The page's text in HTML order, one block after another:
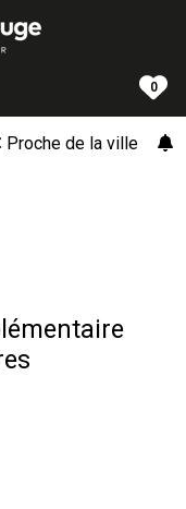
0
Proche de la ville